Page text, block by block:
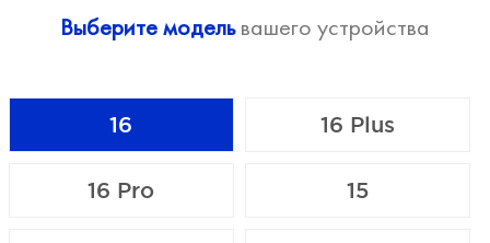
Выберите модельвашего устройства
16 16 Plus
16 Pro 15